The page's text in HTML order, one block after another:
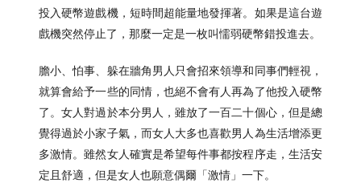
投入硬幣遊戲機，短時間超能量地發揮著。如果是這台遊
戲機突然停止了，那麼一定是一枚叫懦弱硬幣錯投進去。
膽小、怕事、躲在牆角男人只會招來領導和同事們輕視，
就算會給予一些的同情，也絕不會有人再為了他投入硬幣
了。女人對過於本分男人，雖放了一百二十個心，但是總
覺得過於小家子氣，而女人大多也喜歡男人為生活增添更
多激情。雖然女人確實是希望每件事都按程序走，生活安
定且舒適，但是女人也願意偶爾「激情」一下。